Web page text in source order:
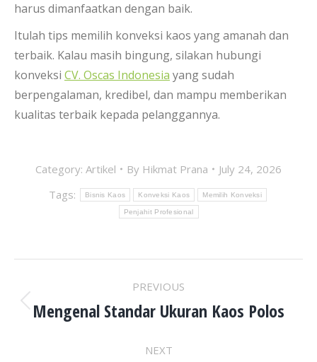
harus dimanfaatkan dengan baik.
Itulah tips memilih konveksi kaos yang amanah dan
terbaik. Kalau masih bingung, silakan hubungi
konveksi CV. Oscas Indonesia yang sudah
berpengalaman, kredibel, dan mampu memberikan
kualitas terbaik kepada pelanggannya.
Category: Artikel By Hikmat Prana
July 24, 2026
Tags:
Bisnis Kaos Konveksi Kaos Memilih Konveksi
Penjahit Profesional
POST
NAVIGATION
PREVIOUS
Previous
Mengenal Standar Ukuran Kaos Polos
NEXT